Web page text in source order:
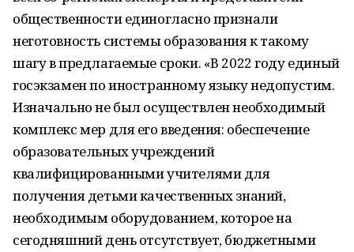
общественности единогласно признали
неготовность системы образования к такому
шагу в предлагаемые сроки. «В 2022 году единый
госэкзамен по иностранному языку недопустим.
Изначально не был осуществлен необходимый
комплекс мер для его введения: обеспечение
образовательных учреждений
квалифицированными учителями для
получения детьми качественных знаний,
необходимым оборудованием, которое на
сегодняшний день отсутствует, бюджетными